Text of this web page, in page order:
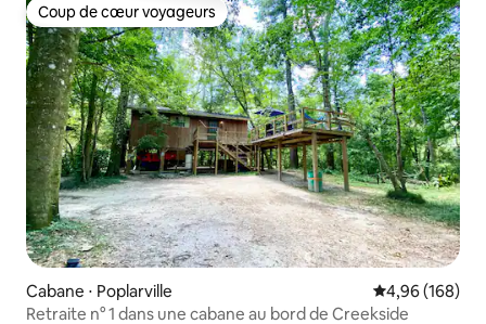
Coup de cœur voyageurs
Coup de cœur voyageurs
Cabane ⋅ Poplarville Évaluation
4,96 (168)
Retraite n° 1 dans une cabane au bord de Creekside